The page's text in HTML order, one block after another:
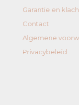
Garantie en
Contact
Algemene
Privacybeleid